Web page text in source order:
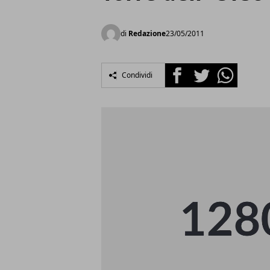
di Redazione23/05/2011
Condividi FacebookTwitterWhatsapp